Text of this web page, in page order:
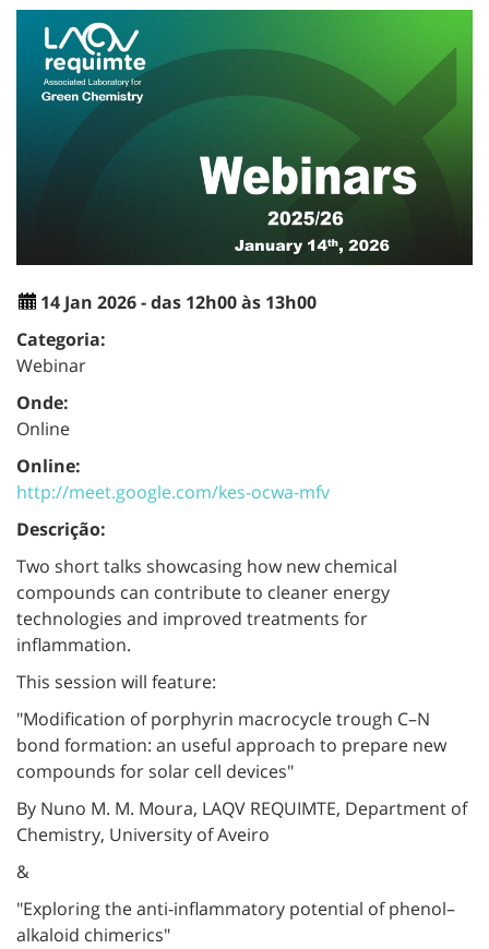
14 Jan 2026 - das 12h00 às 13h00
Categoria:
Webinar
Onde:
Online
Online:
http://meet.google.com/kes-ocwa-mfv
Descrição:
Two short talks showcasing how new chemical
compounds can contribute to cleaner energy
technologies and improved treatments for
inflammation.
This session will feature:
"Modification of porphyrin macrocycle trough C–N
bond formation: an useful approach to prepare new
compounds for solar cell devices"
By Nuno M. M. Moura, LAQV REQUIMTE, Department of
Chemistry, University of Aveiro
&
"Exploring the anti-inflammatory potential of phenol–
alkaloid chimerics"